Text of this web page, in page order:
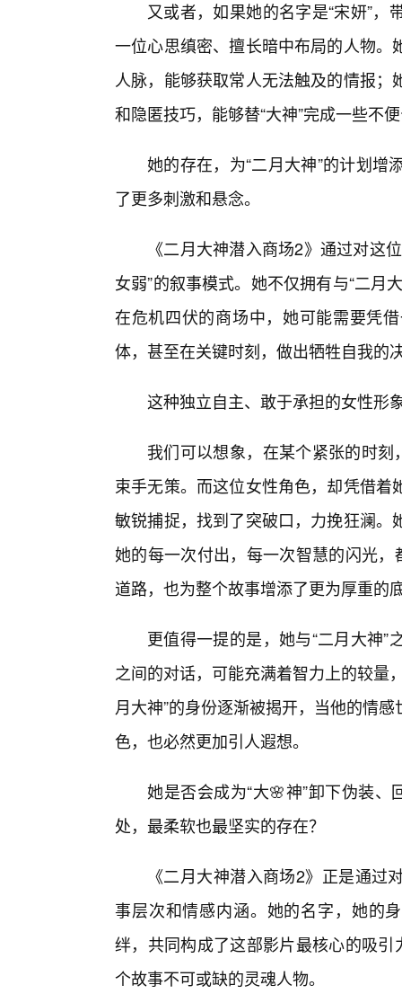
又或者，如果她的名字是“宋妍”
一位心思缜密、擅长暗中布局的人物
人脉，能够获取常人无法触及的情报
和隐匿技巧，能够替“大神”完成一些不
她的存在，为“二月大神”的计划
了更多刺激和悬念。
《二月大神潜入商场2》通过对这
女弱”的叙事模式。她不仅拥有与“二月
在危机四伏的商场中，她可能需要凭
体，甚至在关键时刻，做出牺牲自我的
这种独立自主、敢于承担的女性形
我们可以想象，在某个紧张的时刻
束手无策。而这位女性角色，却凭借
敏锐捕捉，找到了突破口，力挽狂澜
她的每一次付出，每一次智慧的闪光
道路，也为整个故事增添了更为厚重的
更值得一提的是，她与“二月大神
之间的对话，可能充满着智力上的较量
月大神”的身份逐渐被揭开，当他的情
色，也必然更加引人遐想。
她是否会成为“大🌸神”卸下伪装
处，最柔软也最坚实的存在？
《二月大神潜入商场2》正是通
事层次和情感内涵。她的名字，她的
绊，共同构成了这部影片最核心的吸
个故事不可或缺的灵魂人物。